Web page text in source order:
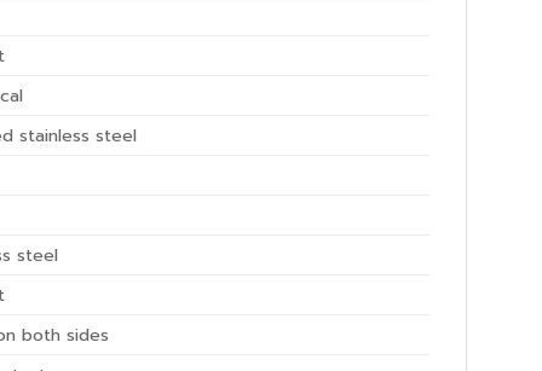
stainless steel
steel
both sides